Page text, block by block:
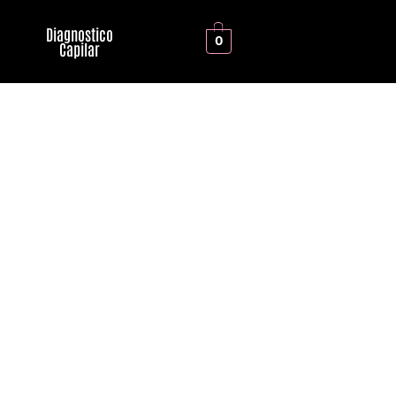
Diagnostico
Capilar 0